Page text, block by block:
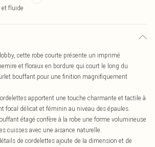
et fluide
cette robe courte présente un imprimé
et floraux en bordure qui court le long du
bouffant pour une finition magnifiquement
apportent une touche charmante et tactile à
focal délicat et féminin au niveau des épaules.
étagé confère à la robe une forme volumineuse
cuisses avec une aisance naturelle.
de cordelettes ajoute de la dimension et de